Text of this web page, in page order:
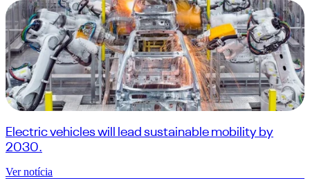
Electric vehicles will lead sustainable mobility by
2030.
Ver notícia